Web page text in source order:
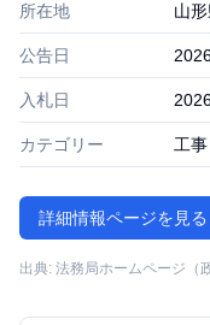
所在地 山
公告日
入札日
カテゴリー 工事
詳細情報ページを見
出典: 法務局ホームページ（